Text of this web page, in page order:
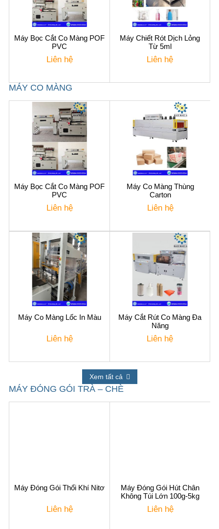
Máy Bọc Cắt Co Màng POF
PVC
Liên hệ
Máy Chiết Rót Dịch Lỏng
Từ 5ml
Liên hệ
MÁY CO MÀNG
Máy Bọc Cắt Co Màng POF
PVC
Liên hệ
Máy Co Màng Thùng
Carton
Liên hệ
Máy Co Màng Lốc In Màu
Liên hệ
Máy Cắt Rút Co Màng Đa
Năng
Liên hệ
Xem tất cả
MÁY ĐÓNG GÓI TRÀ – CHÈ
Máy Đóng Gói Thổi Khí Nitơ
Liên hệ
Máy Đóng Gói Hút Chân
Không Túi Lớn 100g-5kg
Liên hệ